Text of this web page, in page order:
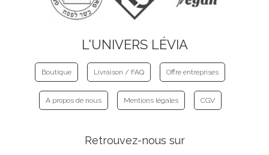
L'UNIVERS LÉVIA
Boutique Livraison / FAQ Offre entreprises
A propos de nous Mentions légales CGV
Retrouvez-nous sur